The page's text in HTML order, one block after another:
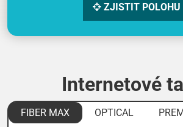
ZJISTIT POLOHU
Internetové
FIBER MAX OPTICAL